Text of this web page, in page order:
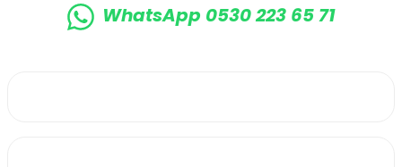
WhatsApp 0530 223 65 71